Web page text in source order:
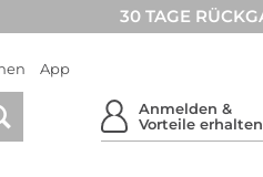
30 TAGE
App
Anmelden &
Vorteile erhalten